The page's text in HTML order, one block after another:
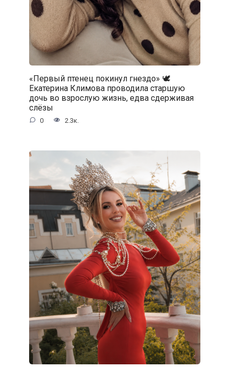
«Первый птенец покинул гнездо» 🕊️
Екатерина Климова проводила старшую
дочь во взрослую жизнь, едва сдерживая
слёзы
0 2.3к.